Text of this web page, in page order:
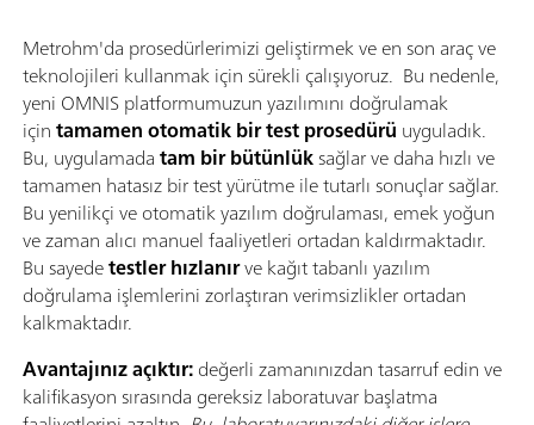
Metrohm'da prosedürlerimizi geliştirmek ve en son araç ve
teknolojileri kullanmak için sürekli çalışıyoruz. Bu nedenle,
yeni OMNIS platformumuzun yazılımını doğrulamak
içintamamen otomatik bir test prosedürü uyguladık.
Bu, uygulamadatam bir bütünlüksağlar ve daha hızlı ve
tamamen hatasız bir test yürütme ile tutarlı sonuçlar sağlar.
Bu yenilikçi ve otomatik yazılım doğrulaması, emek yoğun
ve zaman alıcı manuel faaliyetleri ortadan kaldırmaktadır.
Bu sayedetestler hızlanırve kağıt tabanlı yazılım
doğrulama işlemlerini zorlaştıran verimsizlikler ortadan
kalkmaktadır.
Avantajınız açıktır:değerli zamanınızdan tasarruf edin ve
kalifikasyon sırasında gereksiz laboratuvar başlatma